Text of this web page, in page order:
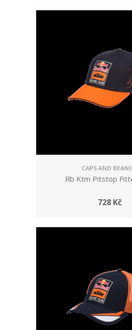
CAPS AND
Rb Ktm Pitstop
728 Kč